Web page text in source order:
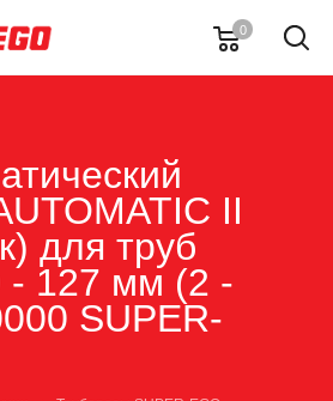
0
II
для труб
- 127 мм (2 -
SUPER-